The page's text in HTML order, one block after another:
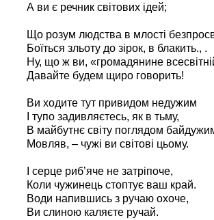
А ви є речник світових ідей;
Що розум людства в млості
Боїться зльоту до зірок, в блакить., .
Ну, що ж ви, «громадянине
Давайте будем щиро говорить!
Ви ходите тут привидом недужим
І тупо задивляєтесь, як в тьму,
В майбутнє світу поглядом
Мовляв, – чужі ви світові цьому.
І серце риб’яче не затріпоче,
Коли чужинець стоптує ваш край.
Води напившись з ручаю охоче,
Ви слиною каляєте ручай.